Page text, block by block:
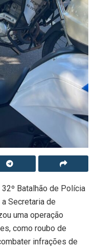
Batalhão de Polícia
Secretaria de
uma operação
como roubo de
infrações de